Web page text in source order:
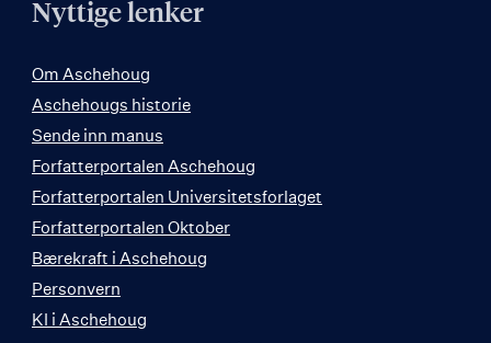
Nyttige lenker
Om Aschehoug
Aschehougs historie
Sende inn manus
Forfatterportalen Aschehoug
Forfatterportalen Universitetsforlaget
Forfatterportalen Oktober
Bærekraft i Aschehoug
Personvern
KI i Aschehoug